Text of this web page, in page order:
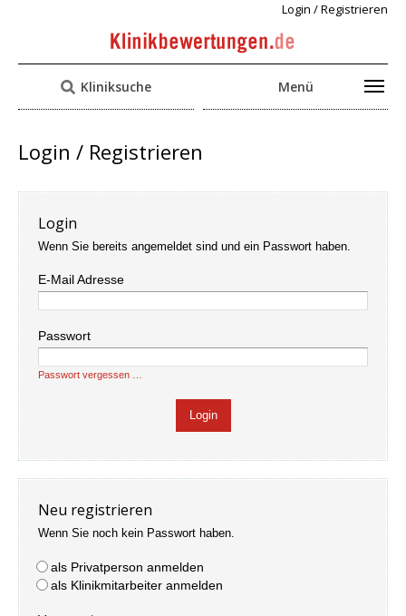
Login / Registrieren
Kliniksuche Menü
Login / Registrieren
Login
Wenn Sie bereits angemeldet sind und ein Passwort haben.
E-Mail Adresse
Passwort
Passwort vergessen …
Neu registrieren
Wenn Sie noch kein Passwort haben.
als Privatperson anmelden
als Klinikmitarbeiter anmelden